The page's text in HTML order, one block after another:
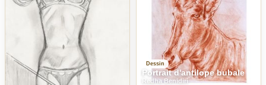
Dessin
Portrait d'antilope bubale
Redha Benidiri